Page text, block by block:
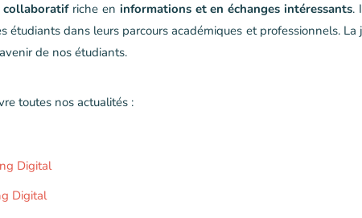
collaboratifriche en informations et en échanges intéressants.
étudiants dans leurs parcours académiques et professionnels.
de nos étudiants.
toutes nos actualités :
Digital
Digital